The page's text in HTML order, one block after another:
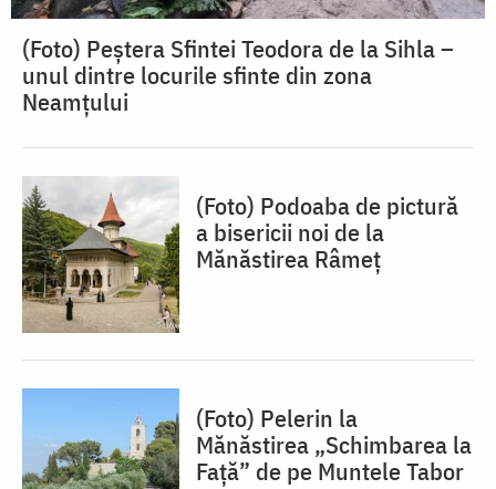
(Foto) Peștera Sfintei Teodora de la Sihla –
unul dintre locurile sfinte din zona
Neamțului
(Foto) Podoaba de pictură
a bisericii noi de la
Mănăstirea Râmeț
(Foto) Pelerin la
Mănăstirea „Schimbarea la
Față” de pe Muntele Tabor